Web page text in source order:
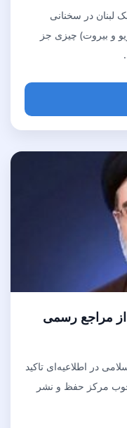
لبنان در سخنانی
و بیروت) چیزی جز
از مراجع رسمی
در اطلاعیه‌ای تاکید
مرکز حفظ و نشر